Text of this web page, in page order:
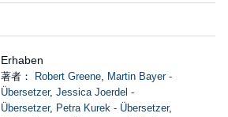
Erhaben
著者： Robert Greene, Martin Bayer -
Übersetzer, Jessica Joerdel -
Übersetzer, Petra Kurek - Übersetzer,